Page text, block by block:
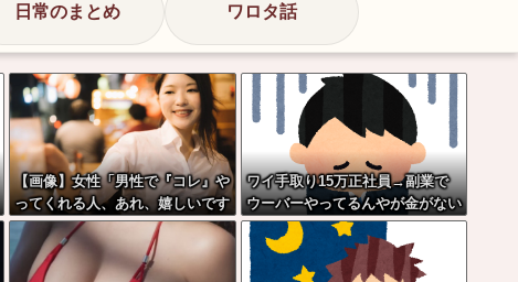
日常のまとめ ワロタ話
【画像】女性「男性で『コレ』や
ってくれる人、あれ、嬉しいです
w」→まさかの行為がこちらw w
w w w w w w w
ワイ手取り15万正社員→副業で
ウーバーやってるんやが金がない